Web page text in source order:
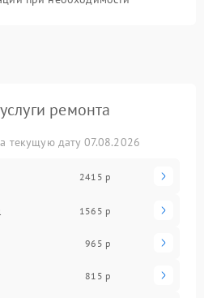
ремонта
текущую дату 07.08.2026
2415 р
1565 р
965 р
815 р